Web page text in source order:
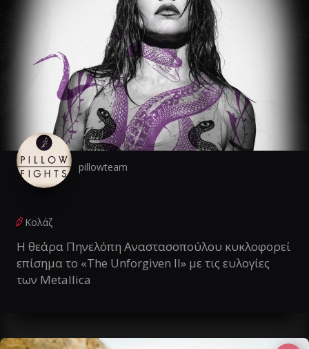
pillowteam
Κολάζ
Η θεάρα Πηνελόπη Αναστασοπούλου κυκλοφορεί
επίσημα το «The Unforgiven II» με τις ευλογίες
των Metallica